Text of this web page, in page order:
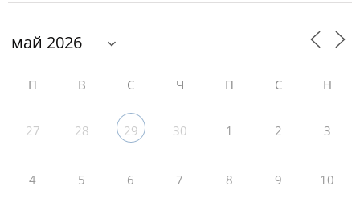
П В С Ч П С Н
27 28 29 30 1 2 3
4 5 6 7 8 9 10